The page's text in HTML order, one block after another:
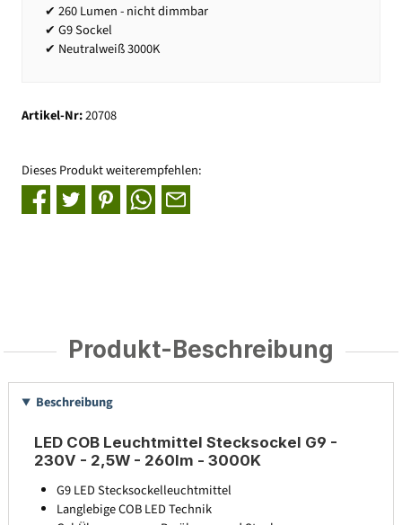
✔ 260 Lumen - nicht dimmbar
✔ G9 Sockel
✔ Neutralweiß 3000K
Artikel-Nr:20708
Dieses Produkt weiterempfehlen:
Produkt-Beschreibung
Beschreibung
LED COB Leuchtmittel Stecksockel G9 -
230V - 2,5W - 260lm - 3000K
G9 LED Stecksockelleuchtmittel
Langlebige COB LED Technik